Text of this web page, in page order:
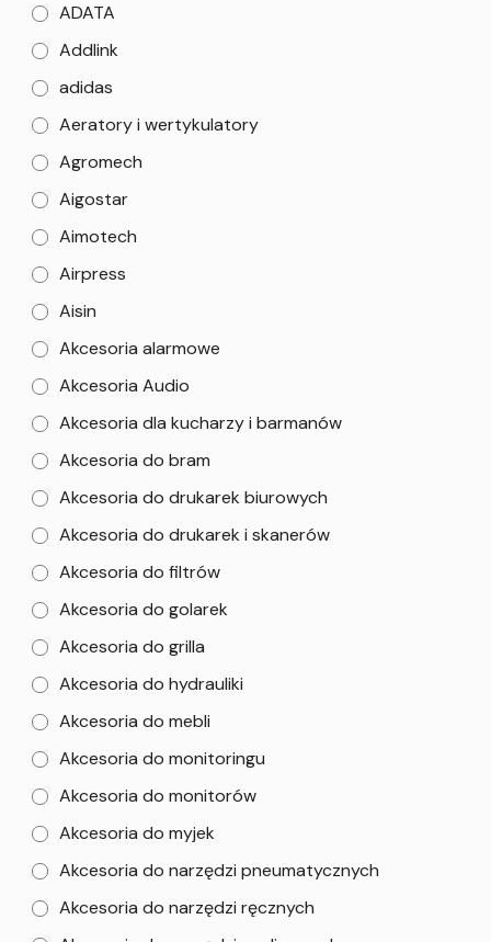
ADATA
Addlink
adidas
Aeratory i wertykulatory
Agromech
Aigostar
Aimotech
Airpress
Aisin
Akcesoria alarmowe
Akcesoria Audio
Akcesoria dla kucharzy i barmanów
Akcesoria do bram
Akcesoria do drukarek biurowych
Akcesoria do drukarek i skanerów
Akcesoria do filtrów
Akcesoria do golarek
Akcesoria do grilla
Akcesoria do hydrauliki
Akcesoria do mebli
Akcesoria do monitoringu
Akcesoria do monitorów
Akcesoria do myjek
Akcesoria do narzędzi pneumatycznych
Akcesoria do narzędzi ręcznych